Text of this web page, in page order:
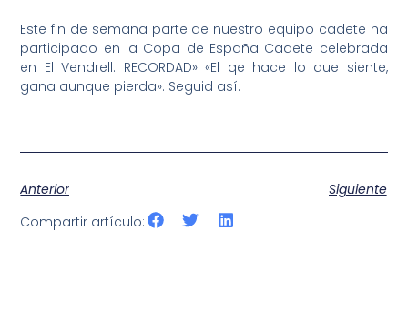
Este fin de semana parte de nuestro equipo cadete ha
participado en la Copa de España Cadete celebrada
en El Vendrell. RECORDAD» «El qe hace lo que siente,
gana aunque pierda». Seguid así.
Anterior
Siguiente
Compartir artículo: